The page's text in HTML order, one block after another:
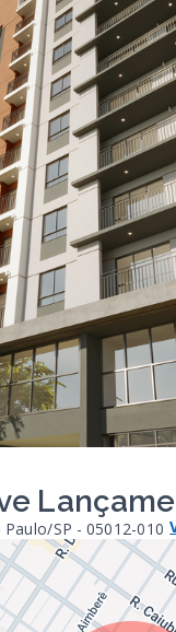
SP - 05012-010